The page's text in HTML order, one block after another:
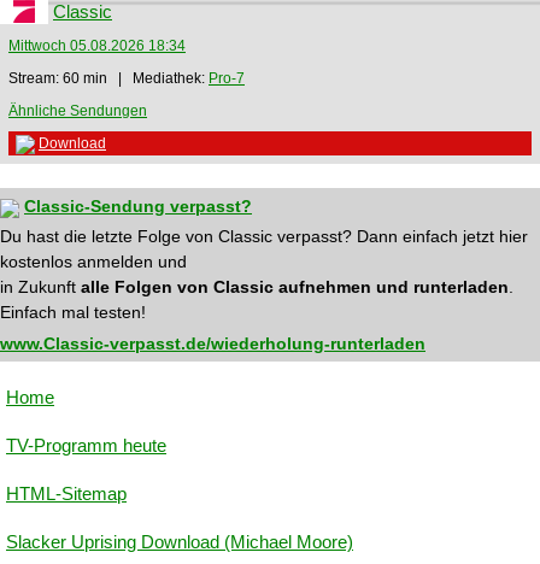
Classic
Mittwoch 05.08.2026 18:34
Stream: 60 min | Mediathek: Pro-7
Ähnliche Sendungen
Download
Classic-Sendung verpasst?
Du hast die letzte Folge von Classic verpasst? Dann einfach jetzt hier
kostenlos anmelden und
in Zukunft alle Folgen von Classic aufnehmen und runterladen
Einfach mal testen!
www.Classic-verpasst.de/wiederholung-runterladen
Home
TV-Programm heute
HTML-Sitemap
Slacker Uprising Download (Michael Moore)